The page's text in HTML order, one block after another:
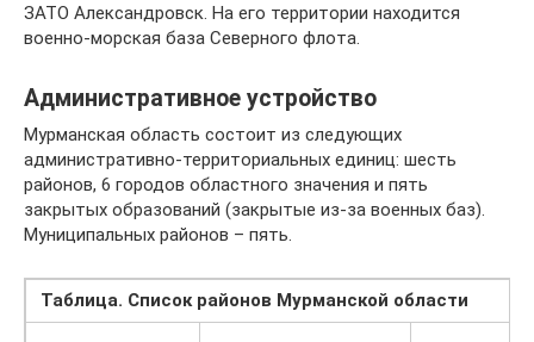
ЗАТО Александровск. На его территории находится
военно-морская база Северного флота.
Административное устройство
Мурманская область состоит из следующих
административно-территориальных единиц: шесть
районов, 6 городов областного значения и пять
закрытых образований (закрытые из-за военных баз).
Муниципальных районов – пять.
Таблица. Список районов Мурманской области